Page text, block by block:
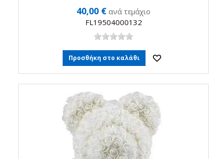
40,00 € ανά τεμάχιο
FL19504000132
Προσθήκη στο καλάθι